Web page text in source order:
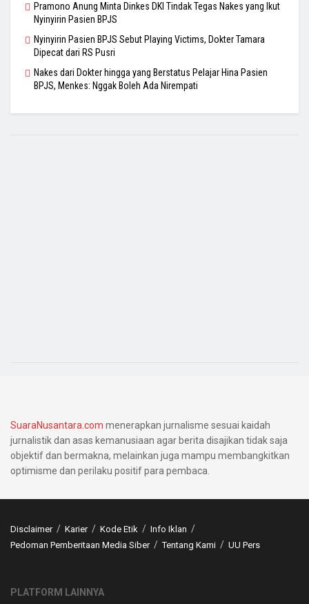
Pramono Anung Minta Dinkes DKI Tindak Tegas Nakes yang Ikut
Nyinyirin Pasien BPJS
Nyinyirin Pasien BPJS Sebut Playing Victims, Dokter Tamara
Dipecat dari RS Pusri
Nakes dari Dokter hingga yang Berstatus Pelajar Hina Pasien
BPJS, Menkes: Nggak Boleh Ada Nirempati
SuaraNusantara.com menerapkan jurnalisme sesuai kaidah
jurnalistik dan asas kemanusiaan agar berita disajikan tidak saja
objektif dan bermakna, melainkan juga mampu membangkitkan
optimisme dan perilaku positif para pembaca.
Disclaimer Karier Kode Etik
Info Iklan
Pedoman Pemberitaan Media Siber
Tentang Kami UU Pers
PLATFORM LAINNYA